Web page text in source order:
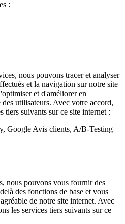
:
nous pouvons tracer et analyser
et la navigation sur notre site
et d'améliorer en
utilisateurs. Avec votre accord,
tiers suivants sur ce site internet :
Google Avis clients, A/B-Testing
nous pouvons vous fournir des
des fonctions de base et vous
de notre site internet. Avec
les services tiers suivants sur ce